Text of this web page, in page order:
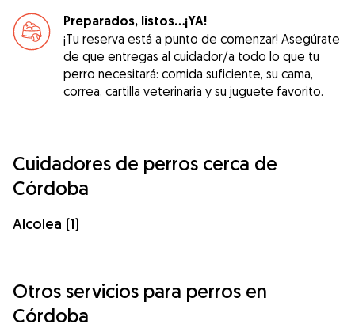
Preparados, listos...¡YA!
¡Tu reserva está a punto de comenzar! Asegúrate
de que entregas al cuidador/a todo lo que tu
perro necesitará: comida suficiente, su cama,
correa, cartilla veterinaria y su juguete favorito.
Cuidadores de perros cerca de
Córdoba
Alcolea (1)
Otros servicios para perros en
Córdoba